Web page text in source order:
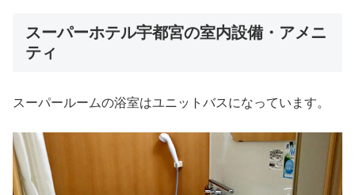
スーパーホテル宇都宮の室内設備・アメニ
ティ
スーパールームの浴室はユニットバスになっています。